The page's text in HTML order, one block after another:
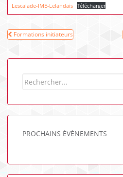
Lescalade-IME-Lelandais Télécharger
Navigation
de
l’article
Formations initiateurs
PROCHAINS ÉVÈNEMENTS